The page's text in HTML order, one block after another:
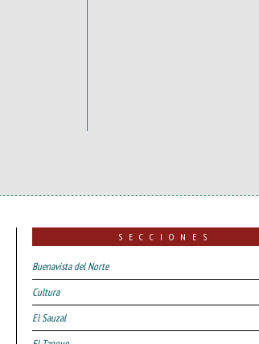
SECCIONES
Buenavista del Norte
Cultura
El Sauzal